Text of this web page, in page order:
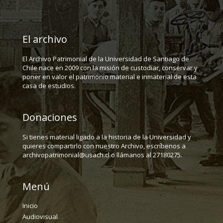
El archivo
El Archivo Patrimonial de la Universidad de Santiago de
Chile nace en 2009 con la misión de custodiar, conservar y
poner en valor el patrimonio material e inmaterial de esta
casa de estudios.
Donaciones
Si tienes material ligado a la historia de la Universidad y
quieres compartirlo con nuestro Archivo, escríbenos a
archivopatrimonial@usach.cl o llámanos al 27180275.
Menú
Inicio
Audiovisual